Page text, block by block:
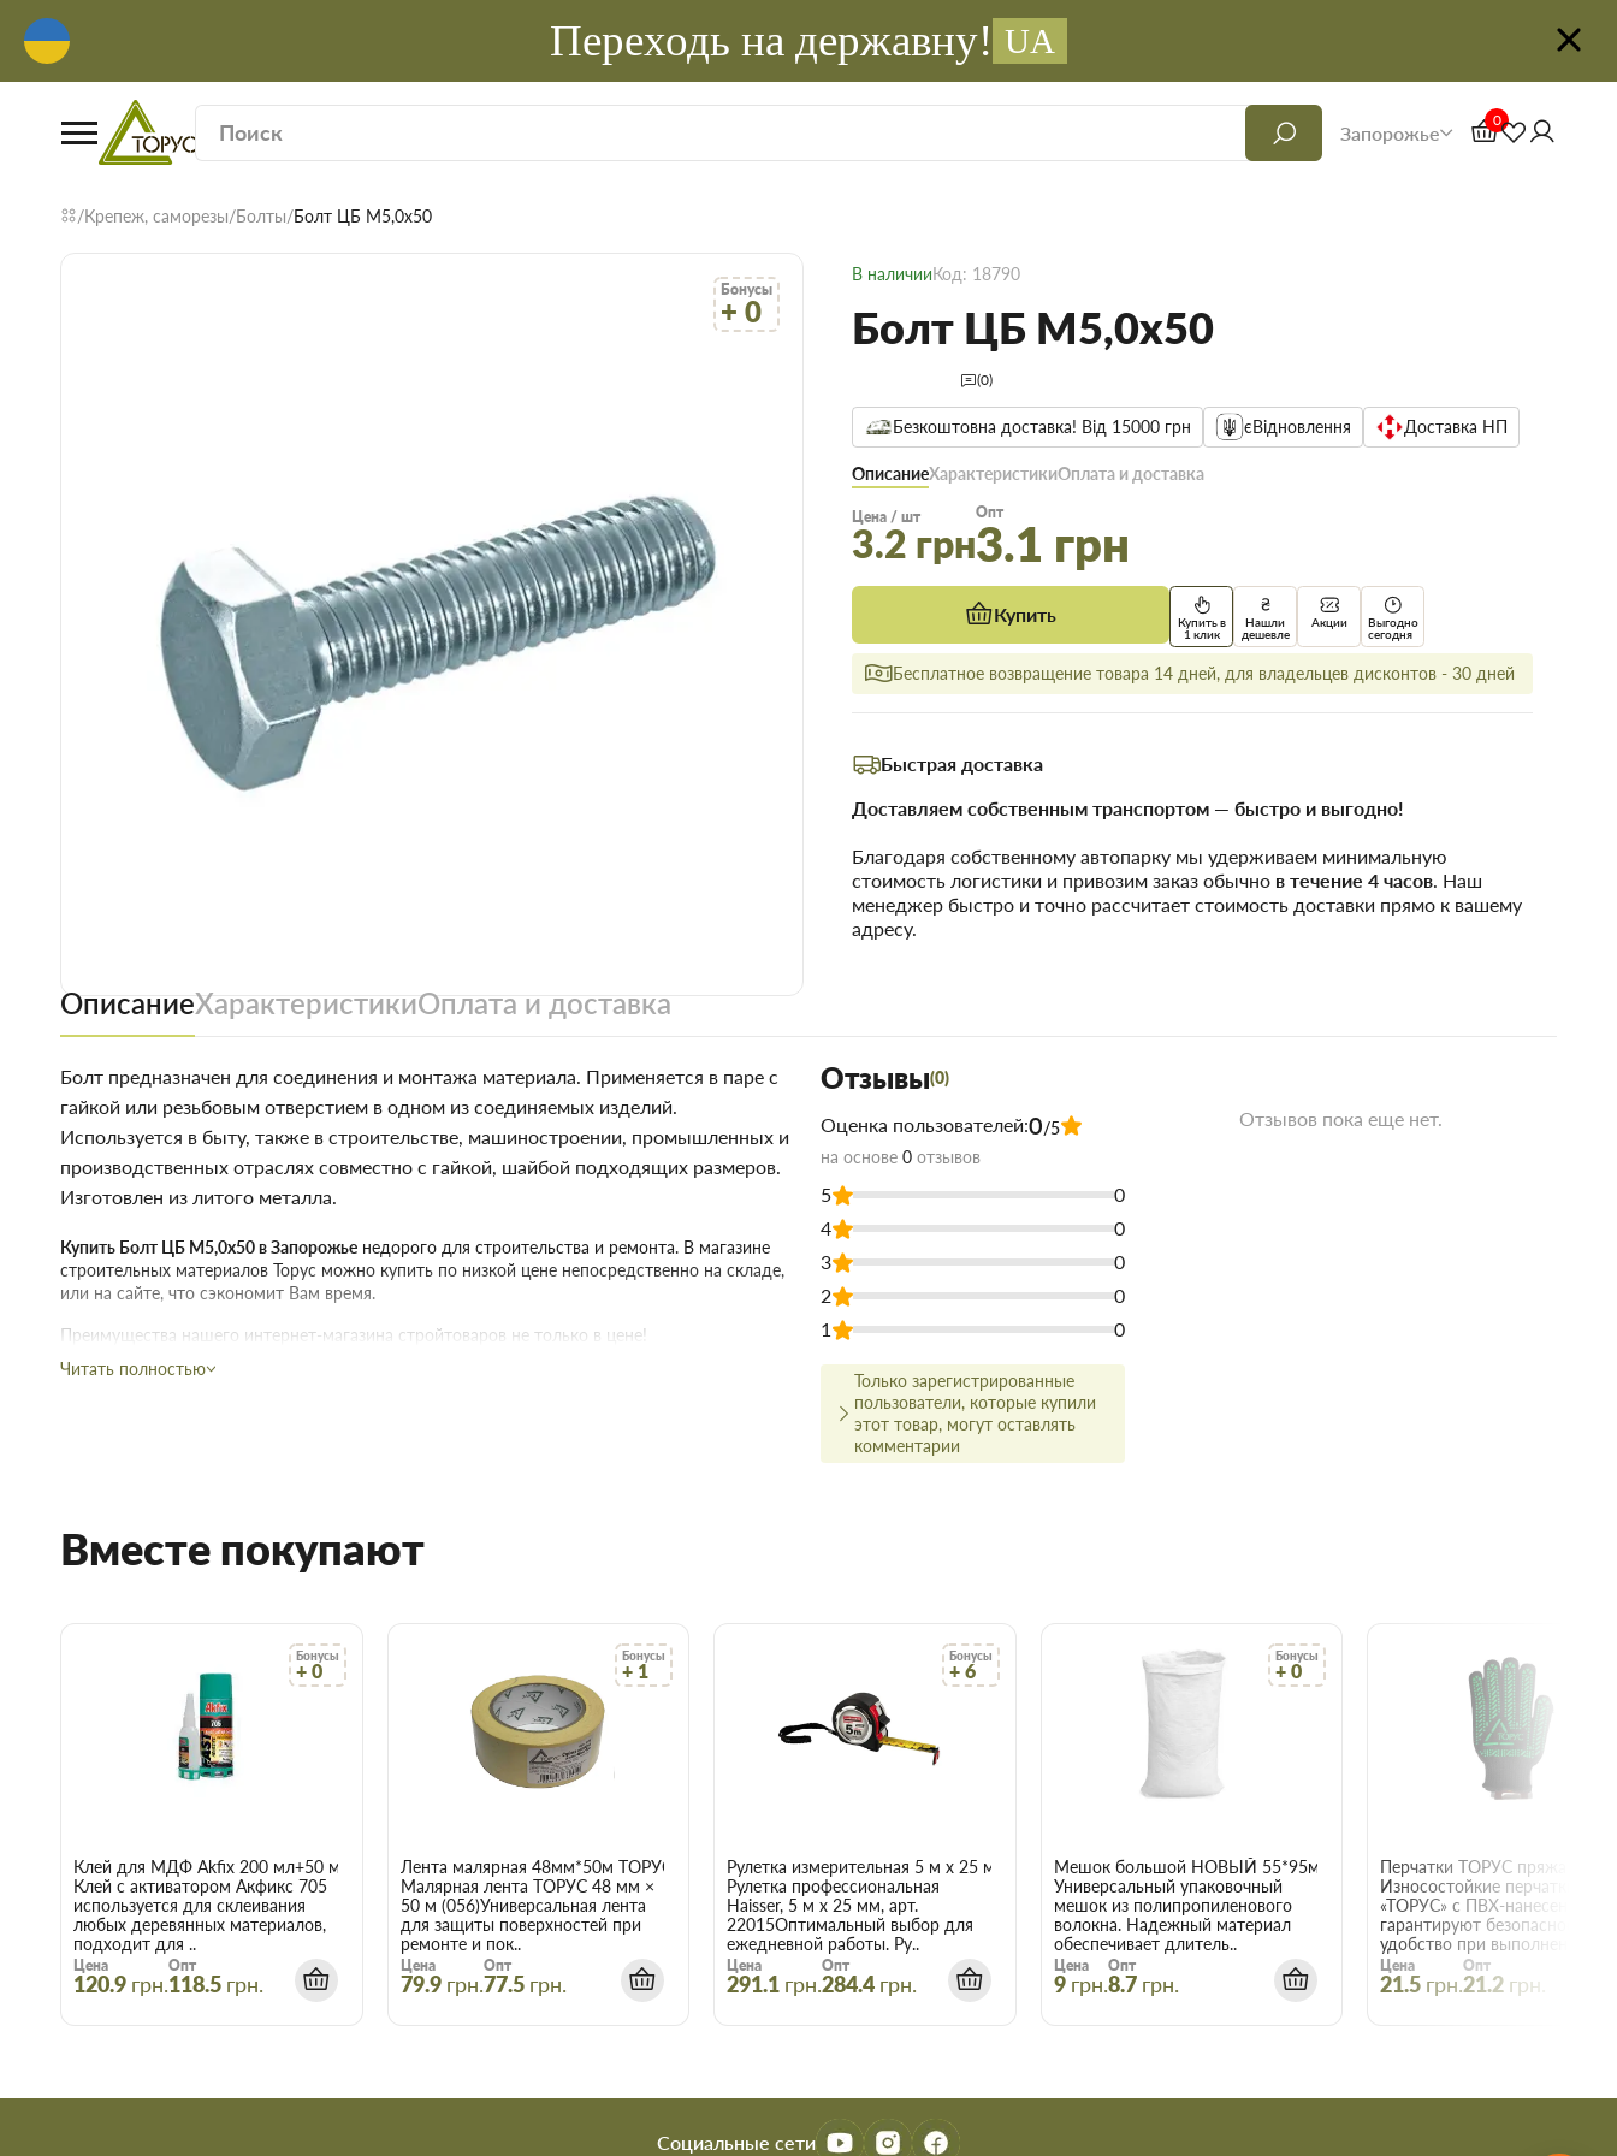
Переходь на державну! UA
Запорожье
0
Крепеж, саморезы Болты Болт ЦБ М5,0х50
Бонусы
+ 0
В наличииКод: 18790
Болт ЦБ М5,0х50
(0)
Безкоштовна доставка! Від 15000 грн єВідновлення Доставка НП
ОписаниеХарактеристикиОплата и доставка
Цена / шт
3.2 грн
Опт
3.1 грн
Купить
Купить в
1 клик
Нашли
дешевле
Акции
Выгодно
сегодня
Бесплатное возвращение товара 14 дней, для владельцев дисконтов - 30 дней
Быстрая доставка
Доставляем собственным транспортом — быстро и выгодно!
Благодаря собственному автопарку мы удерживаем минимальную
стоимость логистики и привозим заказ обычно в течение 4 часов. Наш
менеджер быстро и точно рассчитает стоимость доставки прямо к вашему
адресу.
ОписаниеХарактеристикиОплата и доставка
Болт предназначен для соединения и монтажа материала. Применяется в паре с
гайкой или резьбовым отверстием в одном из соединяемых изделий.
Используется в быту, также в строительстве, машиностроении, промышленных и
производственных отраслях совместно с гайкой, шайбой подходящих размеров.
Изготовлен из литого металла.
Купить Болт ЦБ М5,0х50 в Запорожье недорого для строительства и ремонта. В магазине
строительных материалов Торус можно купить по низкой цене непосредственно на складе,
или на сайте, что сэкономит Вам время.
Преимущества нашего интернет-магазина стройтоваров не только в цене!
Мы предлагаем купить товары действительно высокого качества, а для этого заключаем
интернет-магазине начинает действовать при покупке двух и более товаров.
Воспользуйтесь услугами интернет-магазина Торус! Это означает сберечь время, деньги и
нервы и получить с доставкой именно те товары и услуги, какие вам требуются.
Читать полностью
Отзывы(0)
Оценка пользователей:0/5
на основе 0 отзывов
5
0
4
0
3
0
2
0
1
0
Только зарегистрированные
пользователи, которые купили
этот товар, могут оставлять
комментарии
Отзывов пока еще нет.
Вместе покупают
Бонусы
+ 0
Клей для МДФ Akfix 200 мл+50 мл
Клей с активатором Акфикс 705
используется для склеивания
любых деревянных материалов,
подходит для ..
Цена
120.9 грн.
Опт
118.5 грн.
Бонусы
+ 1
Лента малярная 48мм*50м ТОРУС 056
Малярная лента ТОРУС 48 мм ×
50 м (056)Универсальная лента
для защиты поверхностей при
ремонте и пок..
Цена
79.9 грн.
Опт
77.5 грн.
Бонусы
+ 6
Рулетка измерительная 5 м x 25 мм Haisser 22015
Рулетка профессиональная
Haisser, 5 м x 25 мм, арт.
22015Оптимальный выбор для
ежедневной работы. Ру..
Цена
291.1 грн.
Опт
284.4 грн.
Бонусы
+ 0
Мешок большой НОВЫЙ 55*95мм
Универсальный упаковочный
мешок из полипропиленового
волокна. Надежный материал
обеспечивает длитель..
Цена
9 грн.
Опт
8.7 грн.
Износостойкие перчатки
«ТОРУС» с ПВХ-нанесением
гарантируют безопасность и
удобство при выполнении е..
Цена
21.5 грн.
Опт
21.2 грн.
Социальные сети